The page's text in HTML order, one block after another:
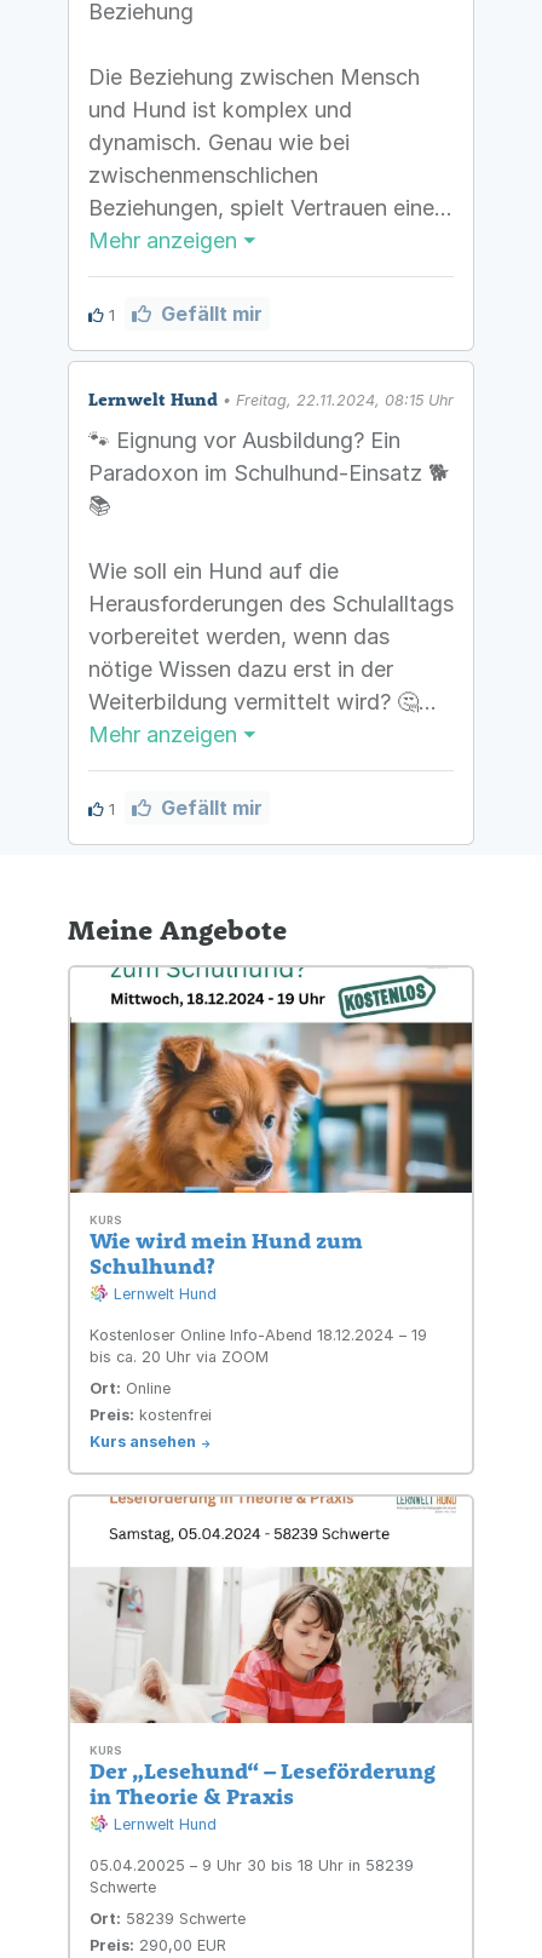
Beziehung
Die Beziehung zwischen Mensch
und Hund ist komplex und
dynamisch. Genau wie bei
zwischenmenschlichen
Beziehungen, spielt Vertrauen eine
zentrale Rolle. Eine anschauliche
Metapher, um das Konzept des
Vertrauens zu verstehen und zu
Dieses Konzept hilft nicht nur bei
der Ausbildung und dem Einsatz
von Schulhunden, sondern generell
bei der Förderung einer stabilen und
positiven Mensch-Hund-Beziehung.
Zum Blog-Beitrag:www.lernwelt-
hund.de/das-vertrauenskonto-
pflege-und-staerkung-der-mensch-
hund-beziehung
Mehr anzeigen ⏷
1 Gefällt mir
Lernwelt Hund • Freitag, 22.11.2024, 08:15 Uhr
🐾 Eignung vor Ausbildung? Ein
Paradoxon im Schulhund-Einsatz 🐕
📚
Wie soll ein Hund auf die
Herausforderungen des Schulalltags
vorbereitet werden, wenn das
nötige Wissen dazu erst in der
Weiterbildung vermittelt wird? 🤔
In unserem neuesten Blogbeitrag
beleuchten wir, warum
mehr schaden als nutzen. 💡
📌 Themen im Fokus:
➡️ Warum Vorbereitung wichtiger ist
als Tests.
➡️ Eignung als dynamischer Prozess
– nicht als Checkliste.
➡️ Die Bedeutung der Mensch-
Hund-Beziehung.
Teile deine Gedanken in den
Kommentaren! 💬 Wir sind gespannt
auf eure Meinungen. 🐾
👉 Jetzt den Blog lesen und tiefer
eintauchen!
www.lernwelt-hund.de/blog
unseren Newsletter an und bleibe
immer auf dem neuesten Stand! 📩
www.lernwelt-hund.de/newsletter-
anmeldung
👉 Für weitere Informationen
besuche die Website des
Qualitätsnetzwerk
Schulbegleithunde -
www.schulbegleithunde.de
#Schulhund #TeamWeiterbildung
#Hundetraining
#TiergestütztePädagogik
Mehr anzeigen ⏷
1 Gefällt mir
Meine Angebote
KURS
Wie wird mein Hund zum
Schulhund?
Lernwelt Hund
Kostenloser Online Info-Abend 18.12.2024 – 19
bis ca. 20 Uhr via ZOOM
Ort: Online
Preis: kostenfrei
Kurs ansehen ->
KURS
Der „Lesehund“ – Leseförderung
in Theorie & Praxis
Lernwelt Hund
05.04.20025 – 9 Uhr 30 bis 18 Uhr in 58239
Schwerte
Ort: 58239 Schwerte
Preis: 290,00 EUR